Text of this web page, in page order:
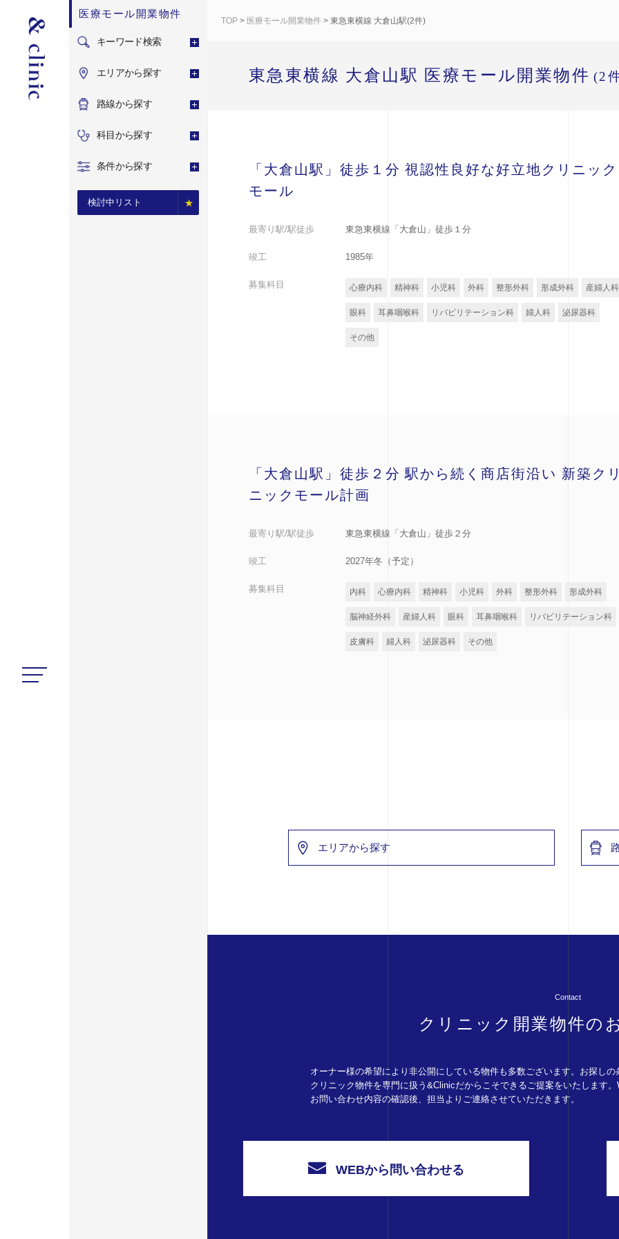
医療モール開業物件
キーワード検索
エリアから探す
路線から探す
科目から探す
条件から探す
検討中リスト
TOP > 医療モール開業物件 > 東急東横線 大倉山駅(2件)
東急東横線 大倉山駅 医療モール開業物件 (2
「大倉山駅」徒歩１分 視認性良好な好立地クリニック
モール
最寄り駅/駅徒歩 東急東横線「大倉山」徒歩１分
竣工 1985年
募集科目 心療内科 精神科 小児科 外科 整形外科 形成外科 産婦人科
眼科 耳鼻咽喉科 リバビリテーション科 婦人科 泌尿器科
その他
「大倉山駅」徒歩２分 駅から続く商店街沿い 新築ク
ニックモール計画
最寄り駅/駅徒歩 東急東横線「大倉山」徒歩２分
竣工 2027年冬（予定）
募集科目 内科 心療内科 精神科 小児科 外科 整形外科 形成外科
脳神経外科 産婦人科 眼科 耳鼻咽喉科 リバビリテーション科
皮膚科 婦人科 泌尿器科 その他
エリアから探す
Contact
クリニック開業物件の
オーナー様の希望により非公開にしている物件も多数ございます。お探し
クリニック物件を専門に扱う&Clinicだからこそできるご提案をいたします
お問い合わせ内容の確認後、担当よりご連絡させていただきます。
WEBから問い合わせる